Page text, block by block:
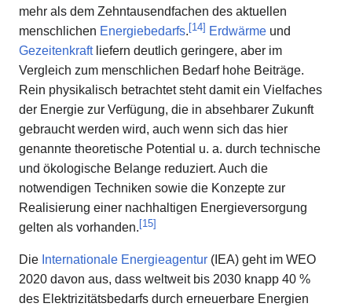
mehr als dem Zehntausendfachen des aktuellen
menschlichen Energiebedarfs. [14] Erdwärme und
Gezeitenkraftliefern deutlich geringere, aber im
Vergleich zum menschlichen Bedarf hohe Beiträge.
Rein physikalisch betrachtet steht damit ein Vielfaches
der Energie zur Verfügung, die in absehbarer Zukunft
gebraucht werden wird, auch wenn sich das hier
genannte theoretische Potential u. a. durch technische
und ökologische Belange reduziert. Auch die
notwendigen Techniken sowie die Konzepte zur
Realisierung einer nachhaltigen Energieversorgung
gelten als vorhanden. [15]
Die Internationale Energieagentur (IEA) geht im WEO
2020 davon aus, dass weltweit bis 2030 knapp 40 %
des Elektrizitätsbedarfs durch erneuerbare Energien